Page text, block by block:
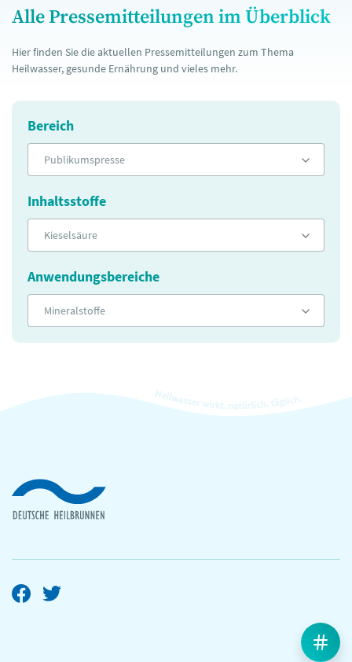
Alle Pressemitteilungen im Überblick
Hier finden Sie die aktuellen Pressemitteilungen zum Thema
Heilwasser, gesunde Ernährung und vieles mehr.
Bereich
Publikumspresse
Inhaltsstoffe
Kieselsäure
Anwendungsbereiche
Mineralstoffe